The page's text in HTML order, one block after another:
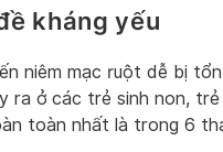
kháng yếu
niêm mạc ruột dễ bị
ra ở các trẻ sinh non,
toàn nhất là trong 6